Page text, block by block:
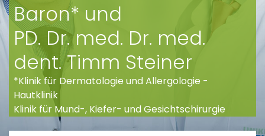
Baron* und
PD. Dr. med. Dr. med.
dent. Timm Steiner
*Klinik für Dermatologie und Allergologie -
Hautklinik
Klinik für Mund-, Kiefer- und Gesichtschirurgie